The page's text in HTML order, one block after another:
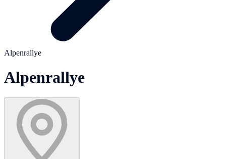
Alpenrallye
Alpenrallye